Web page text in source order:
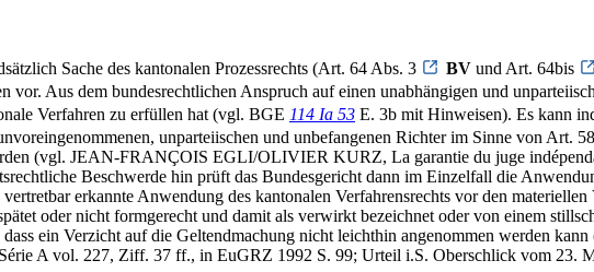
Sache des kantonalen Prozessrechts (Art. 64 Abs. 3 BV und Art. 64bis
vor. Aus dem bundesrechtlichen Anspruch auf einen unabhängigen und
Verfahren zu erfüllen hat (vgl. BGE 114 Ia 53 E. 3b mit Hinweisen). Es kann
unparteiischen und unbefangenen Richter im Sinne von Art. 58
(vgl. JEAN-FRANÇOIS EGLI/OLIVIER KURZ, La garantie du juge
Beschwerde hin prüft das Bundesgericht dann im Einzelfall die
erkannte Anwendung des kantonalen Verfahrensrechts vor den
oder nicht formgerecht und damit als verwirkt bezeichnet oder von einem
ein Verzicht auf die Geltendmachung nicht leichthin angenommen werden
A vol. 227, Ziff. 37 ff., in EuGRZ 1992 S. 99; Urteil i.S. Oberschlick vom 23.